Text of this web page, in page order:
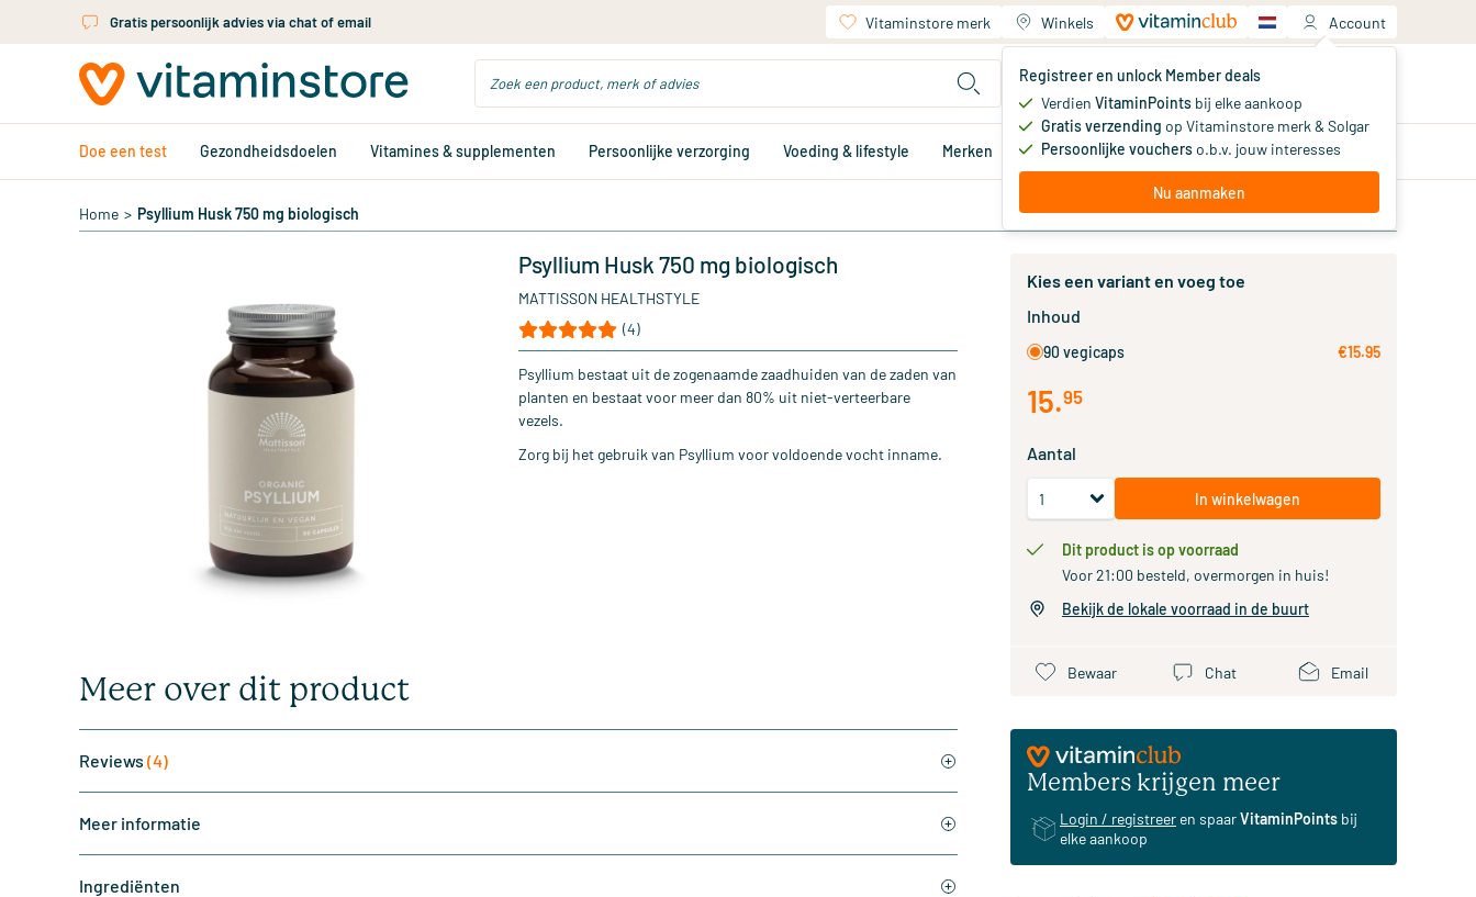
Ga naar de hoofdinhoudGratis persoonlijk advies via chat of email Vitaminstore merk Winkels Account
Registreer en unlock Member deals
Verdien VitaminPoints bij elke aankoop
Gratis verzending op Vitaminstore merk & Solgar
Persoonlijke voucherso.b.v. jouw interesses
Nu aanmaken
Jouw winkelwagen
Je hebt nog geen producten
Doe een test Gezondheidsdoelen Vitamines & supplementen Persoonlijke verzorging Voeding & lifestyle Merken Aanbiedingen Memberdeals
Home > Psyllium Husk 750 mg biologisch
Psyllium Husk 750 mg biologisch
MATTISSON HEALTHSTYLE
(4)
Psyllium bestaat uit de zogenaamde zaadhuiden van de zaden van
planten en bestaat voor meer dan 80% uit niet-verteerbare
vezels.
Zorg bij het gebruik van Psyllium voor voldoende vocht inname.
Meer over dit product
Reviews (4)
Meer informatie
Ingrediënten
Kies een variant en voeg toe
Inhoud
90 vegicaps €15.95
15.95
Aantal
In winkelwagen
Dit product is op voorraad
Voor 21:00 besteld, overmorgen in huis!
Bekijk de lokale voorraad in de buurt
Bewaar Chat Email
Members krijgen meer
Login / registreer en spaarVitaminPoints bij
elke aankoop